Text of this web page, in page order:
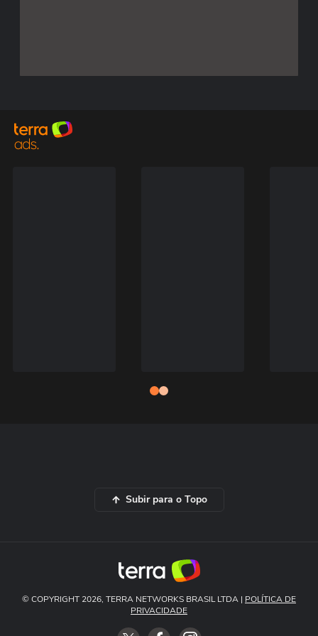
Subir para o Topo
© COPYRIGHT 2026, TERRA NETWORKS BRASIL LTDA | POLÍTICA DE
PRIVACIDADE